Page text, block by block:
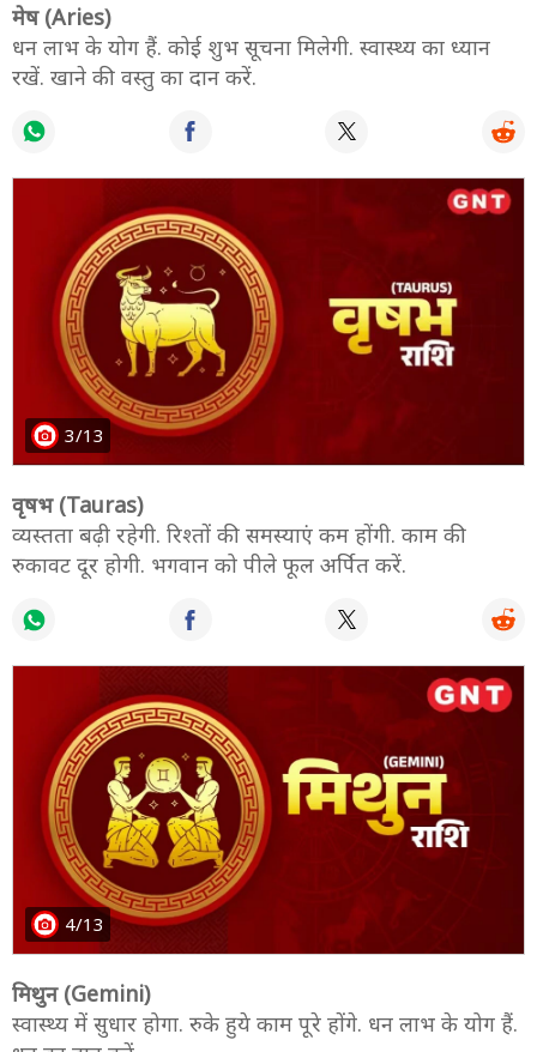
मेष (Aries)
धन लाभ के योग हैं. कोई शुभ सूचना मिलेगी. स्वास्थ्य का ध्यान
रखें. खाने की वस्तु का दान करें.
3/13
वृषभ (Tauras)
व्यस्तता बढ़ी रहेगी. रिश्तों की समस्याएं कम होंगी. काम की
रुकावट दूर होगी. भगवान को पीले फूल अर्पित करें.
4/13
मिथुन (Gemini)
स्वास्थ्य में सुधार होगा. रुके हुये काम पूरे होंगे. धन लाभ के योग हैं.